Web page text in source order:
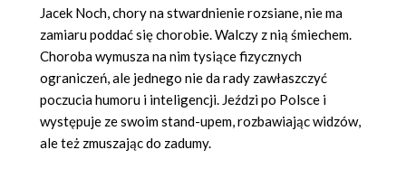
Jacek Noch, chory na stwardnienie rozsiane, nie ma
zamiaru poddać się chorobie. Walczy z nią śmiechem.
Choroba wymusza na nim tysiące fizycznych
ograniczeń, ale jednego nie da rady zawłaszczyć
poczucia humoru i inteligencji. Jeździ po Polsce i
występuje ze swoim stand-upem, rozbawiając widzów,
ale też zmuszając do zadumy.